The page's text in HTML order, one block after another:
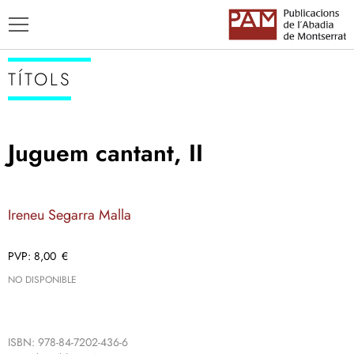
TÍTOLS
ENSENYAMENT CATALÀ
TÍTOLS
Juguem cantant, II
Ireneu Segarra Malla
8,00 €
NO DISPONIBLE
ISBN: 978-84-7202-436-6